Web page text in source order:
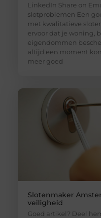
LinkedIn Share on
slotproblemen Een
met kwalitatieve
ervoor dat je woning,
eigendommen
altijd een moment
meer goed
Slotenmaker
veiligheid
Goed artikel? Deel